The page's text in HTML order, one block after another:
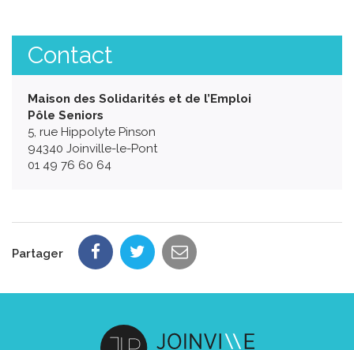
Contact
Maison des Solidarités et de l’Emploi
Pôle Seniors
5, rue Hippolyte Pinson
94340 Joinville-le-Pont
01 49 76 60 64
Partager